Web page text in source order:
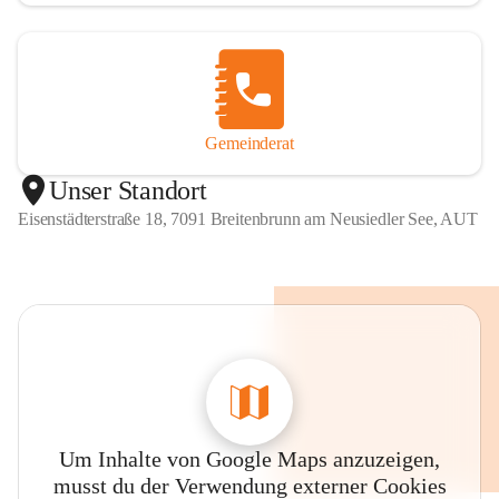
Gemeinderat
Unser Standort
Eisenstädterstraße 18, 7091 Breitenbrunn am Neusiedler See, AUT
Um Inhalte von Google Maps anzuzeigen,
musst du der Verwendung externer Cookies